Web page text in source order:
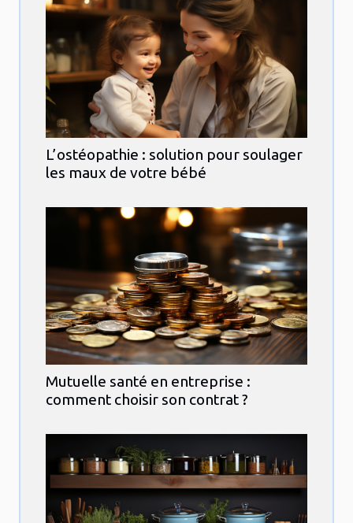
L’ostéopathie : solution pour soulager
les maux de votre bébé
Mutuelle santé en entreprise :
comment choisir son contrat ?